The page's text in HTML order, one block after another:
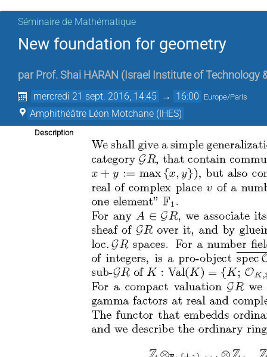
Séminaire de Mathématique
New foundation for geometry
par Prof. Shai HARAN ( Israel Institute of Technology
mercredi 21 sept. 2016, 14:45 → 16:00 Europe/Paris
Amphithéâtre Léon Motchane (IHES)
Description